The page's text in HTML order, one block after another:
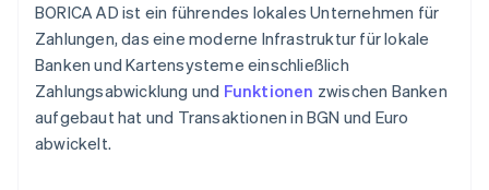
BORICA AD ist ein führendes lokales Unternehmen für
Zahlungen, das eine moderne Infrastruktur für lokale
Banken und Kartensysteme einschließlich
Zahlungsabwicklung und Funktionen zwischen Banken
aufgebaut hat und Transaktionen in BGN und Euro
abwickelt.